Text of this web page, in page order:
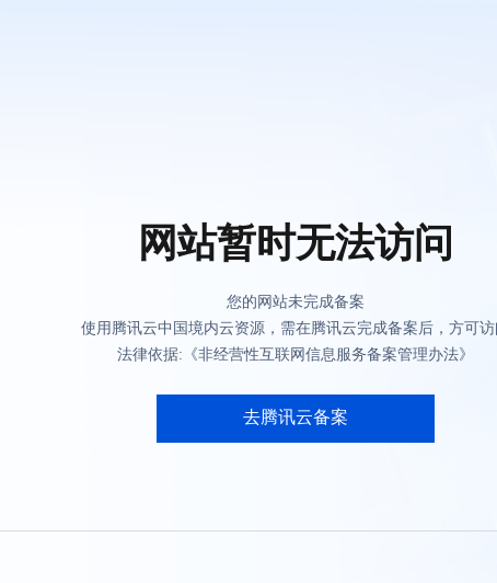
网站暂时无法访问
您的网站未完成备案
使用腾讯云中国境内云资源，需在腾讯云完成备案后，方可
法律依据:《非经营性互联网信息服务备案管理办法》
去腾讯云备案